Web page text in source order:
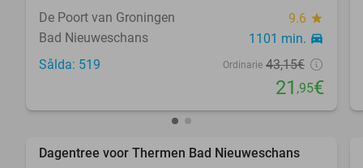
De Poort van Groningen
9.6 star
Bad Nieuweschans 1101 min. directions_car
Sålda: 519 Ordinarie 43,15€
21 ,95€
favorite_border
Dagentree voor Thermen Bad Nieuweschans